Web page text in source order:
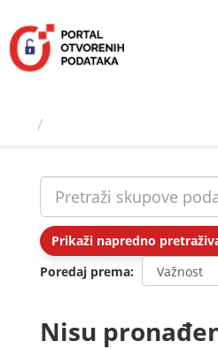
sadržaj
Prikaži napredno
Poredaj prema
Nisu